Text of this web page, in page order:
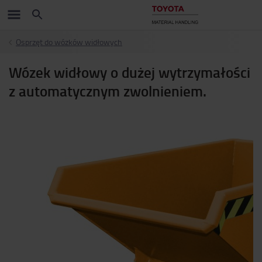
Osprzęt do wózków widłowych
Wózek widłowy o dużej wytrzymałości
z automatycznym zwolnieniem.